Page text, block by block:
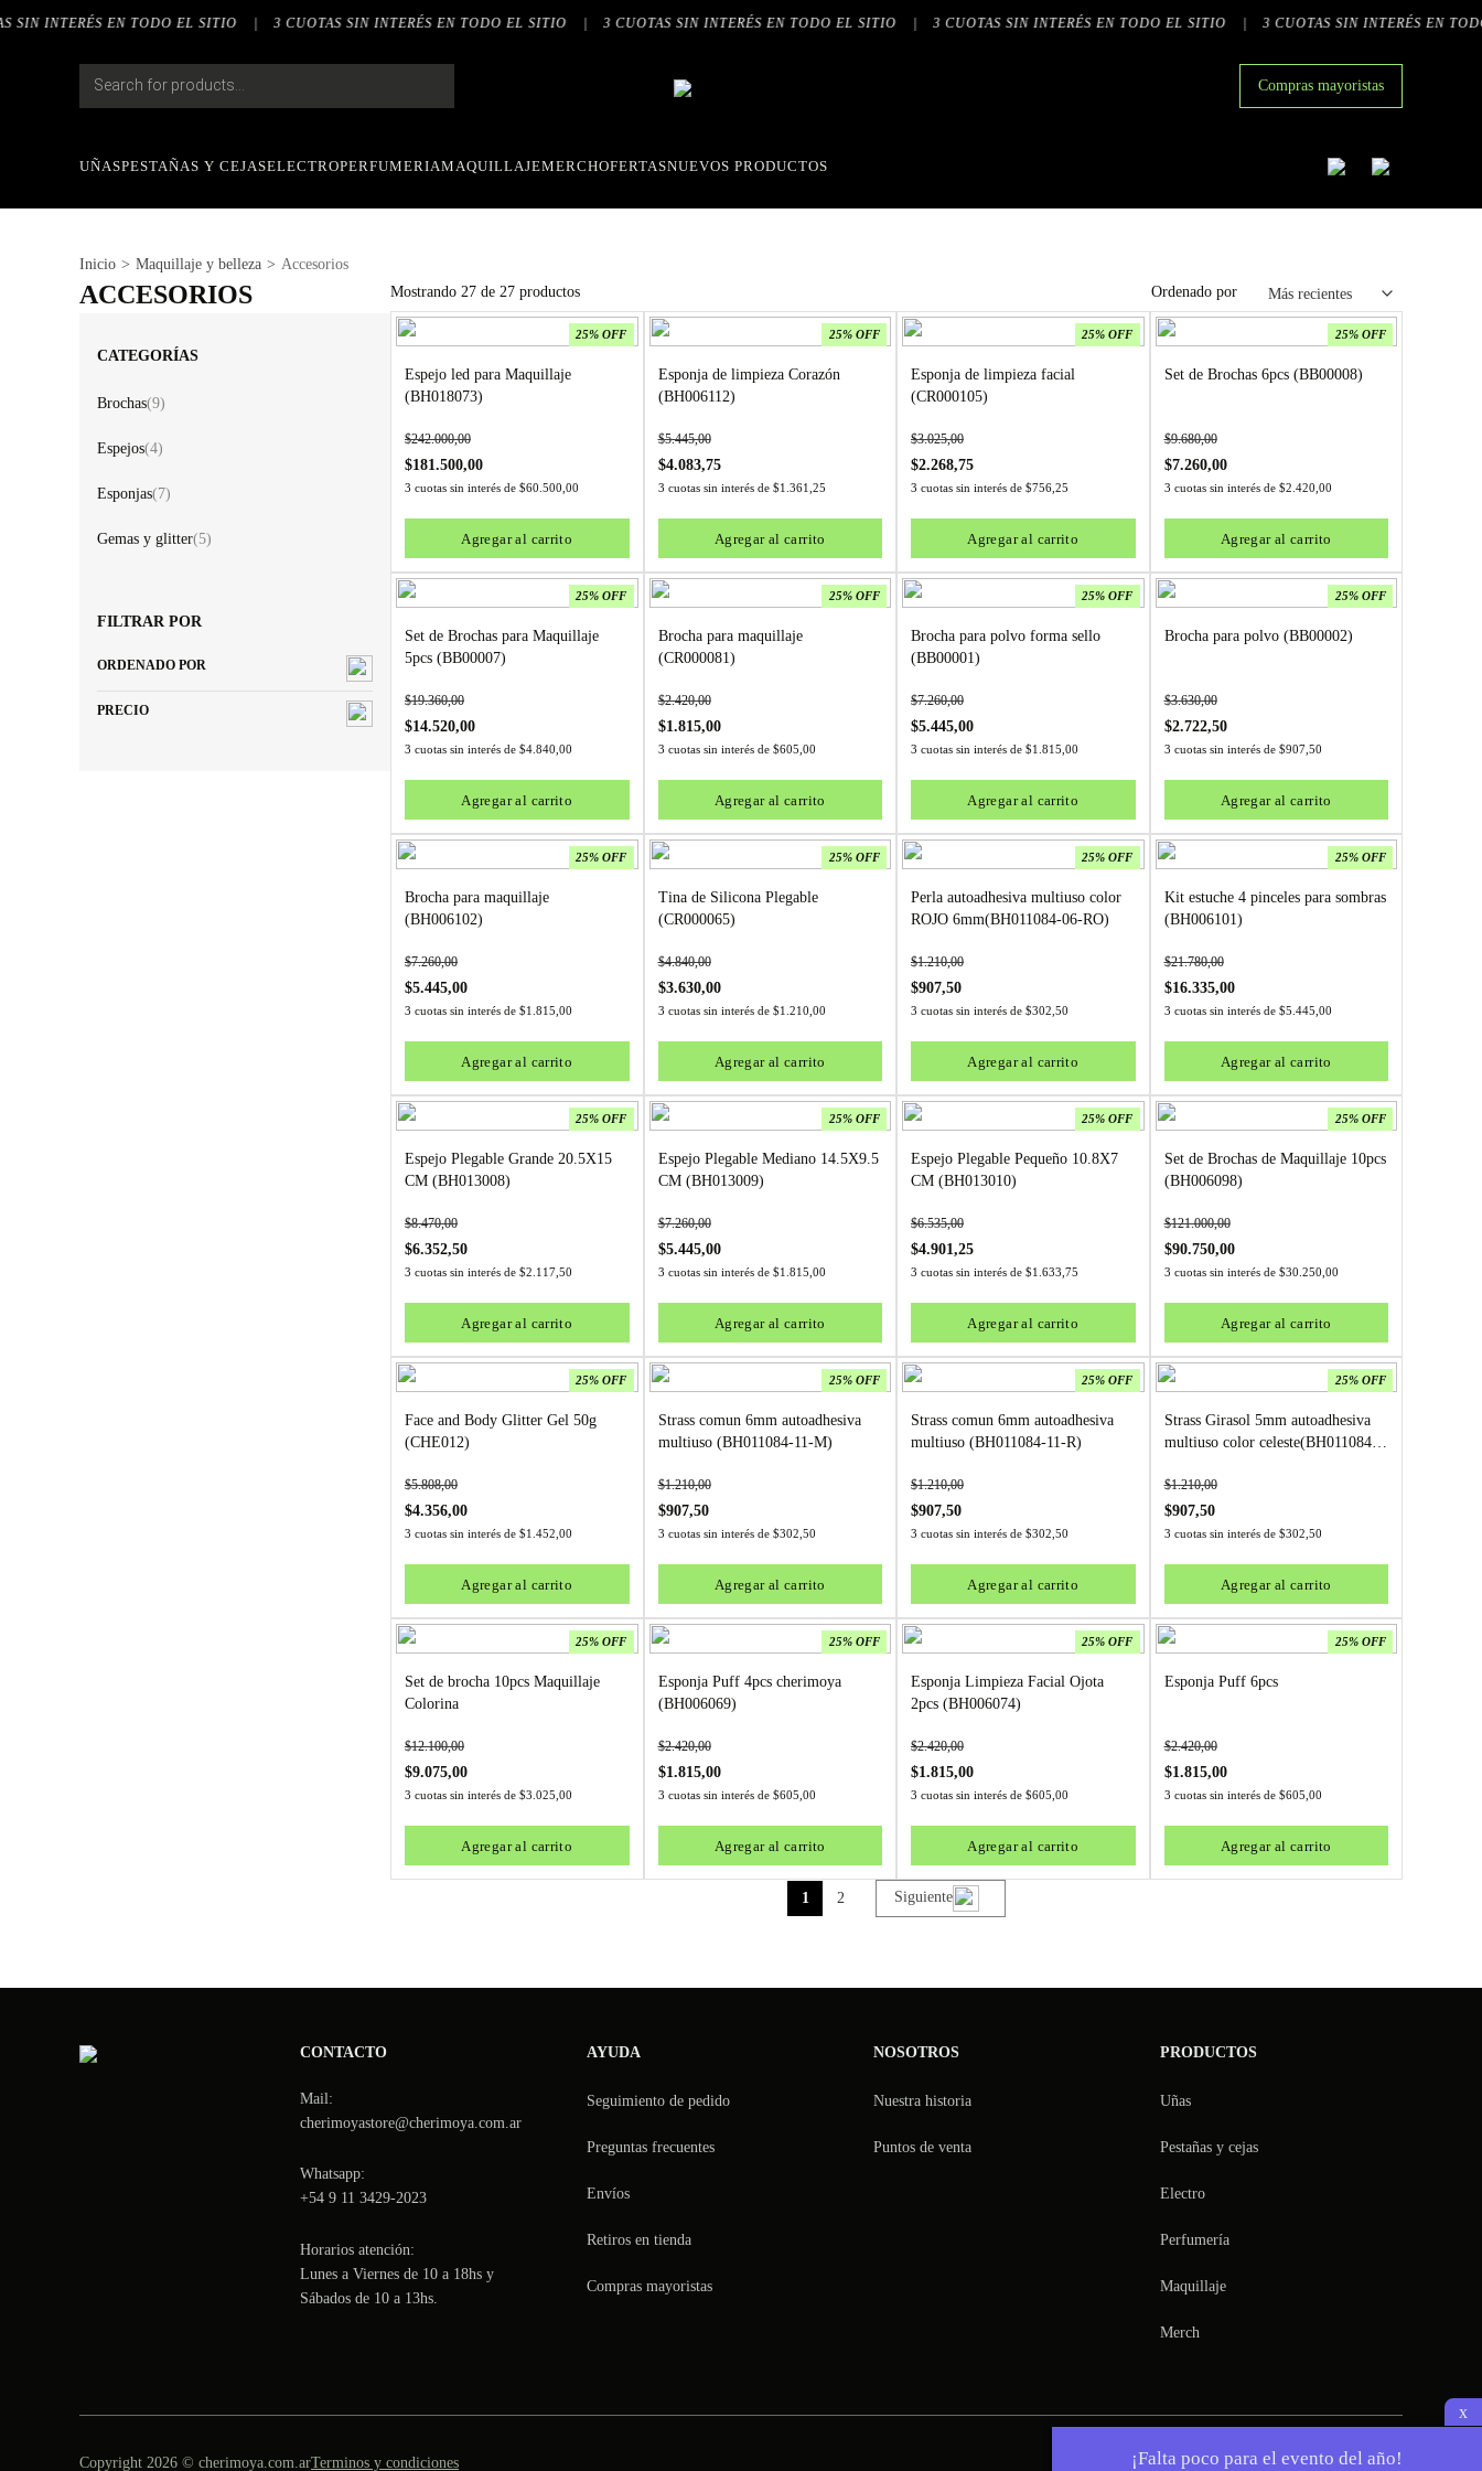
EN TODO EL SITIO | 3 CUOTAS SIN INTERÉS EN TODO EL SITIO | 3 CUOTAS SIN INTERÉS EN TODO EL SITIO | 3 CUOTAS SIN INTERÉS EN TODO EL SITIO | 3 CUOTAS SIN INTERÉS EN TODO EL
Products
search
Compras mayoristas
UÑASPESTAÑAS Y CEJASELECTROPERFUMERIAMAQUILLAJEMERCHOFERTASNUEVOS PRODUCTOS
Inicio > Maquillaje y belleza > Accesorios
ACCESORIOS
CATEGORÍAS
Brochas(9)
Espejos(4)
Esponjas(7)
Gemas y glitter(5)
FILTRAR POR
ORDENADO POR
PRECIO
Mostrando 27 de 27 productos Ordenado por
25% OFF
Espejo led para Maquillaje
(BH018073)
$242.000,00
$181.500,00
3 cuotas sin interés de $60.500,00
Agregar al carrito
25% OFF
Esponja de limpieza Corazón
(BH006112)
$5.445,00
$4.083,75
3 cuotas sin interés de $1.361,25
Agregar al carrito
25% OFF
Esponja de limpieza facial
(CR000105)
$3.025,00
$2.268,75
3 cuotas sin interés de $756,25
Agregar al carrito
25% OFF
Set de Brochas 6pcs (BB00008)
$9.680,00
$7.260,00
3 cuotas sin interés de $2.420,00
Agregar al carrito
25% OFF
Set de Brochas para Maquillaje
5pcs (BB00007)
$19.360,00
$14.520,00
3 cuotas sin interés de $4.840,00
Agregar al carrito
25% OFF
Brocha para maquillaje
(CR000081)
$2.420,00
$1.815,00
3 cuotas sin interés de $605,00
Agregar al carrito
25% OFF
Brocha para polvo forma sello
(BB00001)
$7.260,00
$5.445,00
3 cuotas sin interés de $1.815,00
Agregar al carrito
25% OFF
Brocha para polvo (BB00002)
$3.630,00
$2.722,50
3 cuotas sin interés de $907,50
Agregar al carrito
25% OFF
Brocha para maquillaje
(BH006102)
$7.260,00
$5.445,00
3 cuotas sin interés de $1.815,00
Agregar al carrito
25% OFF
Tina de Silicona Plegable
(CR000065)
$4.840,00
$3.630,00
3 cuotas sin interés de $1.210,00
Agregar al carrito
25% OFF
Perla autoadhesiva multiuso color
ROJO 6mm(BH011084-06-RO)
$1.210,00
$907,50
3 cuotas sin interés de $302,50
Agregar al carrito
25% OFF
Kit estuche 4 pinceles para sombras
(BH006101)
$21.780,00
$16.335,00
3 cuotas sin interés de $5.445,00
Agregar al carrito
25% OFF
Espejo Plegable Grande 20.5X15
CM (BH013008)
$8.470,00
$6.352,50
3 cuotas sin interés de $2.117,50
Agregar al carrito
25% OFF
Espejo Plegable Mediano 14.5X9.5
CM (BH013009)
$7.260,00
$5.445,00
3 cuotas sin interés de $1.815,00
Agregar al carrito
25% OFF
Espejo Plegable Pequeño 10.8X7
CM (BH013010)
$6.535,00
$4.901,25
3 cuotas sin interés de $1.633,75
Agregar al carrito
25% OFF
Set de Brochas de Maquillaje 10pcs
(BH006098)
$121.000,00
$90.750,00
3 cuotas sin interés de $30.250,00
Agregar al carrito
25% OFF
Face and Body Glitter Gel 50g
(CHE012)
$5.808,00
$4.356,00
3 cuotas sin interés de $1.452,00
Agregar al carrito
25% OFF
Strass comun 6mm autoadhesiva
multiuso (BH011084-11-M)
$1.210,00
$907,50
3 cuotas sin interés de $302,50
Agregar al carrito
25% OFF
Strass comun 6mm autoadhesiva
multiuso (BH011084-11-R)
$1.210,00
$907,50
3 cuotas sin interés de $302,50
Agregar al carrito
25% OFF
Strass Girasol 5mm autoadhesiva
multiuso color celeste(BH011084-
$1.210,00
$907,50
3 cuotas sin interés de $302,50
Agregar al carrito
25% OFF
Set de brocha 10pcs Maquillaje
Colorina
$12.100,00
$9.075,00
3 cuotas sin interés de $3.025,00
Agregar al carrito
25% OFF
Esponja Puff 4pcs cherimoya
(BH006069)
$2.420,00
$1.815,00
3 cuotas sin interés de $605,00
Agregar al carrito
25% OFF
Esponja Limpieza Facial Ojota
2pcs (BH006074)
$2.420,00
$1.815,00
3 cuotas sin interés de $605,00
Agregar al carrito
25% OFF
Esponja Puff 6pcs
$2.420,00
$1.815,00
3 cuotas sin interés de $605,00
Agregar al carrito
1 2 Siguiente
CONTACTO
Mail:
cherimoyastore@cherimoya.com.ar
Whatsapp:
+54 9 11 3429-2023
Horarios atención:
Lunes a Viernes de 10 a 18hs y
Sábados de 10 a 13hs.
AYUDA
Seguimiento de pedido
Preguntas frecuentes
Envíos
Retiros en tienda
Compras mayoristas
NOSOTROS
Nuestra historia
Puntos de venta
PRODUCTOS
Uñas
Pestañas y cejas
Electro
Perfumería
Maquillaje
Merch
Copyright 2026 © cherimoya.com.arTerminos y condiciones ¡Falta poco para el evento del año!
x